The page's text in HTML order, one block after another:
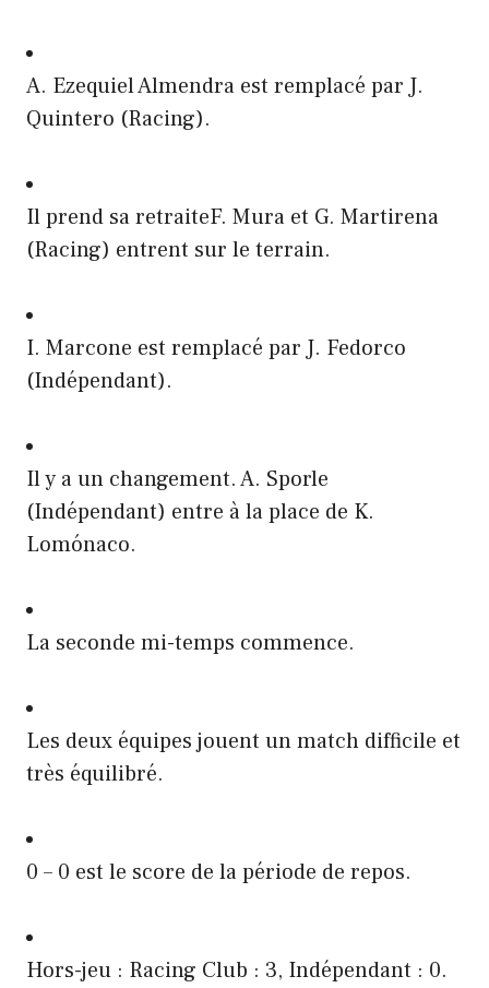
A. Ezequiel Almendra est remplacé par J.
Quintero (Racing).
Il prend sa retraiteF. Mura et G. Martirena
(Racing) entrent sur le terrain.
I. Marcone est remplacé par J. Fedorco
(Indépendant).
Il y a un changement. A. Sporle
(Indépendant) entre à la place de K.
Lomónaco.
La seconde mi-temps commence.
Les deux équipes jouent un match difficile et
très équilibré.
0 – 0 est le score de la période de repos.
Hors-jeu : Racing Club : 3, Indépendant : 0.